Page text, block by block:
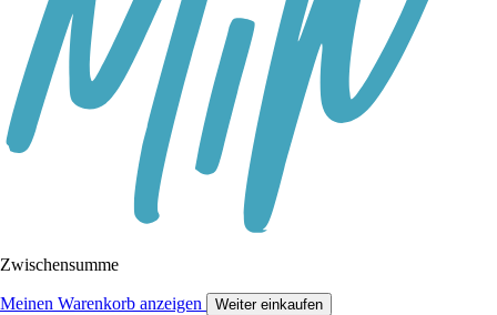
Zwischensumme
Meinen Warenkorb anzeigen Weiter einkaufen